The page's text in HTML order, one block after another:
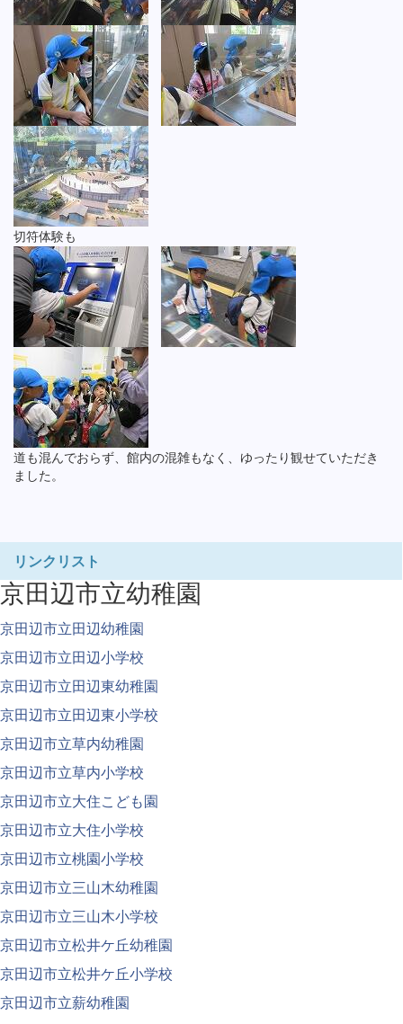
切符体験も
道も混んでおらず、館内の混雑もなく、ゆったり観せていただき
ました。
リンクリスト
京田辺市立幼稚園
京田辺市立田辺幼稚園
京田辺市立田辺小学校
京田辺市立田辺東幼稚園
京田辺市立田辺東小学校
京田辺市立草内幼稚園
京田辺市立草内小学校
京田辺市立大住こども園
京田辺市立大住小学校
京田辺市立桃園小学校
京田辺市立三山木幼稚園
京田辺市立三山木小学校
京田辺市立松井ケ丘幼稚園
京田辺市立松井ケ丘小学校
京田辺市立薪幼稚園